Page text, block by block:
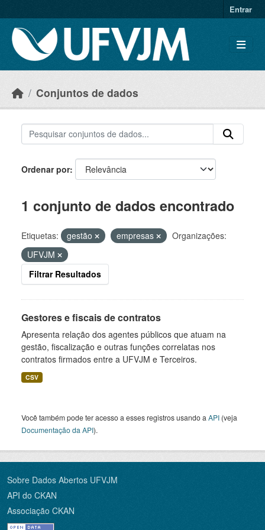
Entrar
Conjuntos de dados
Ordenar por
1 conjunto de dados encontrado
Etiquetas: gestão empresas
Organizações:
UFVJM
Filtrar Resultados
Gestores e fiscais de contratos
Apresenta relação dos agentes públicos que atuam na
gestão, fiscalização e outras funções correlatas nos
contratos firmados entre a UFVJM e Terceiros.
CSV
Você também pode ter acesso a esses registros usando a API (veja
Documentação da API).
Sobre Dados Abertos UFVJM
API do CKAN
Associação CKAN